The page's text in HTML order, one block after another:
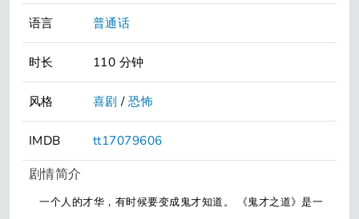
语言 普通话
时长 110 分钟
风格 喜剧 /恐怖
IMDB tt17079606
剧情简介
一个人的才华，有时候要变成鬼才知道。 《鬼才之道》是一